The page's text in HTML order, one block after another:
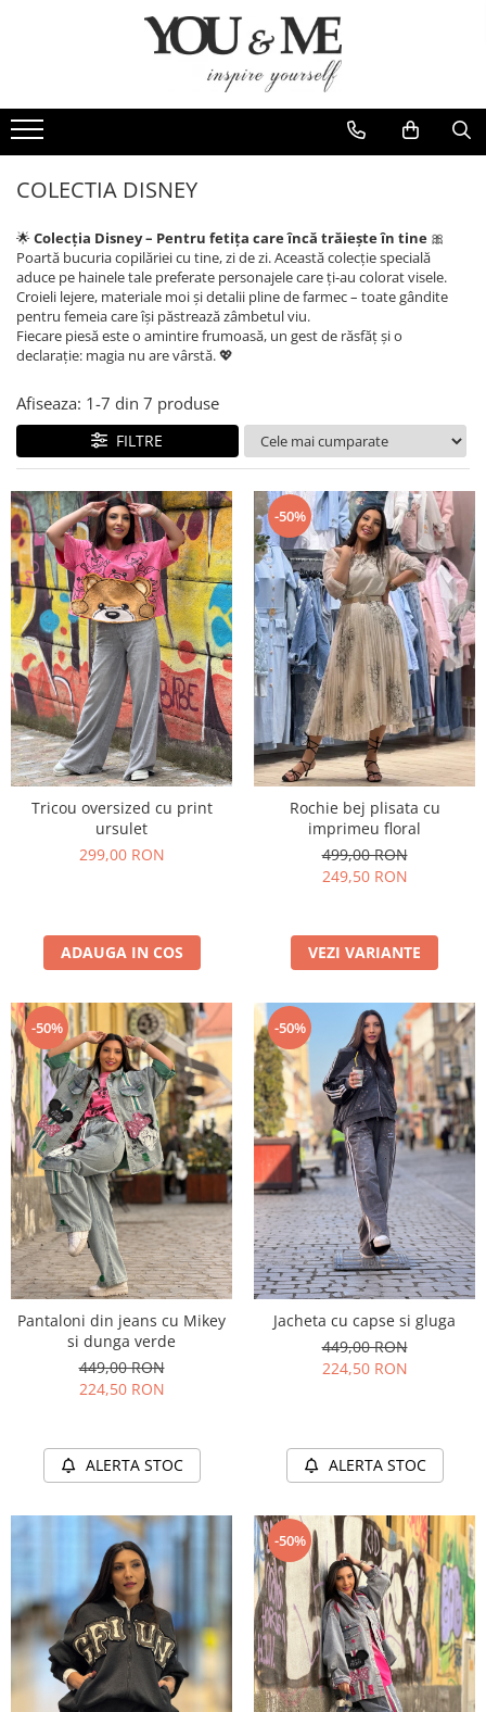
Bluze si camasi
Pantaloni
Geci si jachete
Rochii de eveniment
Compleuri si costume
Salopete
Tricouri si topuri
Sacouri
Vesta
Costume de baie
Genti
Esarfe
Coliere si brose
COLECTIA DISNEY
🌟Colecția Disney – Pentru fetița care încă trăiește în tine 🎀
Poartă bucuria copilăriei cu tine, zi de zi. Această colecție specială
aduce pe hainele tale preferate personajele care ți-au colorat visele.
Croieli lejere, materiale moi și detalii pline de farmec – toate gândite
pentru femeia care își păstrează zâmbetul viu.
Fiecare piesă este o amintire frumoasă, un gest de răsfăț și o
declarație: magia nu are vârstă. 💖
Afiseaza: 1-7 din 7 produse
FILTRE
Tricou oversized cu print
ursulet
299,00 RON
ADAUGA IN COS
-50%
Rochie bej plisata cu
imprimeu floral
499,00 RON
249,50 RON
VEZI VARIANTE
-50%
Pantaloni din jeans cu Mikey
si dunga verde
449,00 RON
224,50 RON
ALERTA STOC
-50%
Jacheta cu capse si gluga
449,00 RON
224,50 RON
ALERTA STOC
-50%